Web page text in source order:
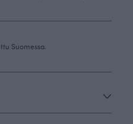
Suomessa.